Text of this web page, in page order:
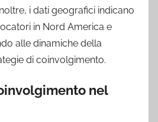
i dati geografici indicano
in Nord America e
alle dinamiche della
di coinvolgimento.
nel